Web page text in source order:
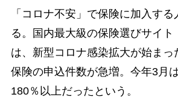
「コロナ不安」で保険に加入す
る。国内最大級の保険選びサイト
は、新型コロナ感染拡大が始まっ
保険の申込件数が急増。今年3月
180％以上だったという。